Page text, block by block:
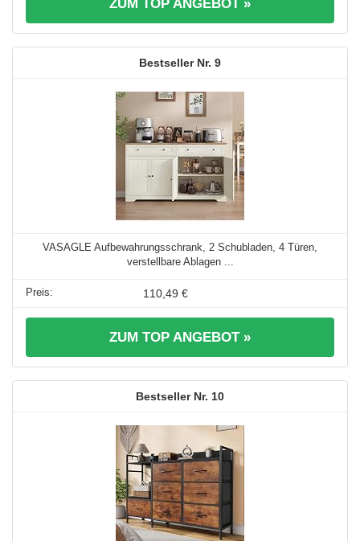
ZUM TOP ANGEBOT »
9
VASAGLE Aufbewahrungsschrank, 2 Schubladen, 4 Türen,
verstellbare Ablagen ...
110,49 €
ZUM TOP ANGEBOT »
10